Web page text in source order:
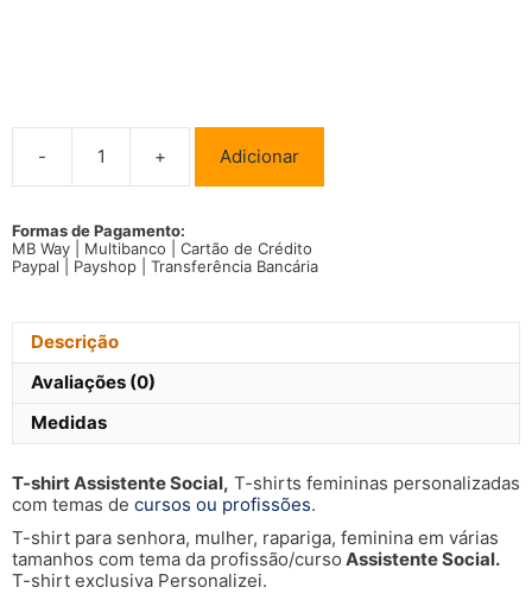
-
Quantidade
de
Assistente
Social
+ Adicionar
Formas de Pagamento:
MB Way | Multibanco | Cartão de Crédito
Paypal | Payshop | Transferência Bancária
Descrição
Avaliações (0)
Medidas
T-shirt Assistente Social, T-shirts femininas personalizadas
com temas de cursos ou profissões.
T-shirt para senhora, mulher, rapariga, feminina em várias
tamanhos com tema da profissão/curso Assistente Social.
T-shirt exclusiva Personalizei.